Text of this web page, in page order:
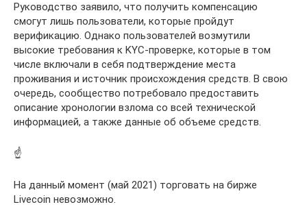
Руководство заявило, что получить компенсацию
смогут лишь пользователи, которые пройдут
верификацию. Однако пользователей возмутили
высокие требования к KYC-проверке, которые в том
числе включали в себя подтверждение места
проживания и источник происхождения средств. В свою
очередь, сообщество потребовало предоставить
описание хронологии взлома со всей технической
информацией, а также данные об объеме средств.
☝️
На данный момент (май 2021) торговать на бирже
Livecoin невозможно.